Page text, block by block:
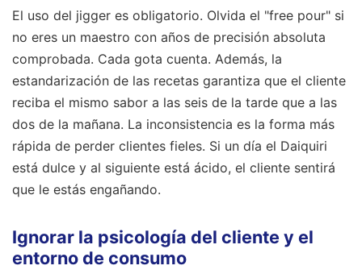
El uso del jigger es obligatorio. Olvida el "free pour" si
no eres un maestro con años de precisión absoluta
comprobada. Cada gota cuenta. Además, la
estandarización de las recetas garantiza que el cliente
reciba el mismo sabor a las seis de la tarde que a las
dos de la mañana. La inconsistencia es la forma más
rápida de perder clientes fieles. Si un día el Daiquiri
está dulce y al siguiente está ácido, el cliente sentirá
que le estás engañando.
Ignorar la psicología del cliente y el
entorno de consumo